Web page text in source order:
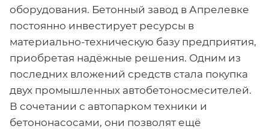
оборудования. Бетонный завод в Апрелевке
постоянно инвестирует ресурсы в
материально-техническую базу предприятия,
приобретая надёжные решения. Одним из
последних вложений средств стала покупка
двух промышленных автобетоносмесителей.
В сочетании с автопарком техники и
бетононасосами, они позволят ещё